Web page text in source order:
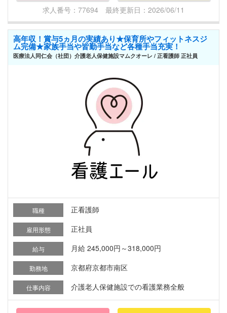
求人番号：77694 最終更新日：2026/06/11
高年収！賞与5ヵ月の実績あり★保育所やフィットネスジ
ム完備★家族手当や皆勤手当など各種手当充実！
医療法人同仁会（社団）介護老人保健施設マムクオーレ / 正看護師 正社員
職種 正看護師
雇用形態 正社員
給与 月給 245,000円～318,000円
勤務地 京都府京都市南区
仕事内容 介護老人保健施設での看護業務全般